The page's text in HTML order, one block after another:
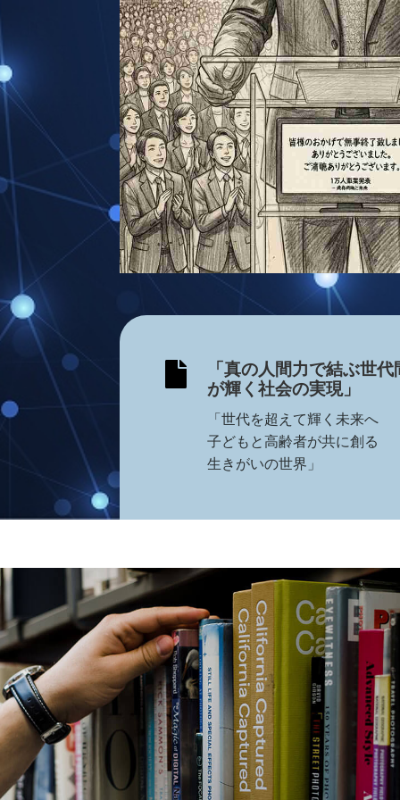

「真の人間力で結ぶ世
が輝く社会の実現」
「世代を超えて輝く未来へ
子どもと高齢者が共に創る
生きがいの世界」